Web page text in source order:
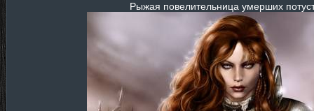
Рыжая повелительница умерших